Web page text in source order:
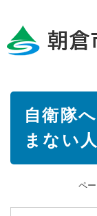
の
自衛隊
まない
ペ